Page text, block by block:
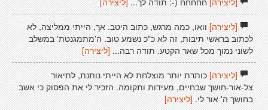
[ליצירה]וואו, כמה מרגש, כתוב היטב. אך, הייתי ממליצה, לא
לכתוב בראשי תיבות, זה לא כ"כ נשמע טוב. ה'מתמגנטת' במשלב
לשוני נמוך מכל שאר הקטע. תודה רבה... [ליצירה]
[ליצירה]כותרת יותר מוצלחת לא הייתי נותנת, לתיאור
צל-אור-חושך שבחיים, מעידות ותקומה. הזכיר לי את הפסוק כי אשב
בחושך ה' אור לי. [ליצירה]